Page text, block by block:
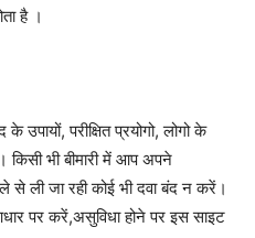
है ।
परीक्षित प्रयोगो, लोगो के
भी बीमारी में आप अपने
ली जा रही कोई भी दवा बंद न करें।
पर करें,असुविधा होने पर इस साइट